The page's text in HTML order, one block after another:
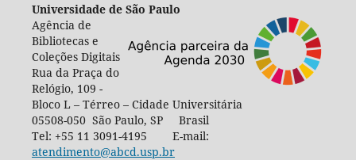
Universidade de São Paulo
Agência de
Bibliotecas e
Coleções Digitais
Rua da Praça do
Relógio, 109 -
Bloco L – Térreo – Cidade Universitária
05508-050 São Paulo, SP Brasil
Tel: +55 11 3091-4195 E-mail:
atendimento@abcd.usp.br